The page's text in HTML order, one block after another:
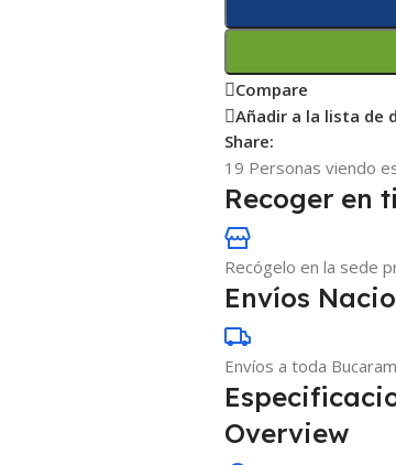
Compare
Añadir a la lista de
Share:
19 Personas viendo
Recoger en
Recógelo en la sede
Envíos
Envíos a toda
Overview